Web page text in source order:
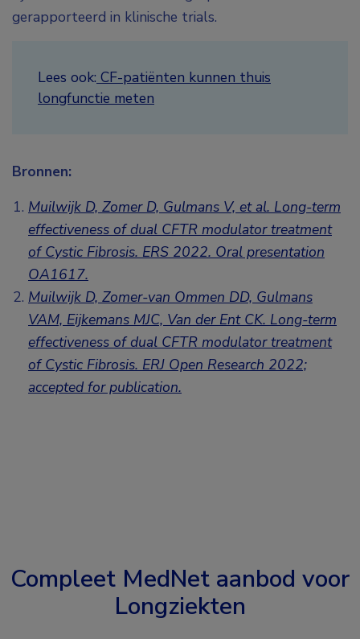
gerapporteerd in klinische trials.
Lees ook: CF-patiënten kunnen thuis
longfunctie meten
Bronnen:
Muilwijk D, Zomer D, Gulmans V, et al. Long-term
effectiveness of dual CFTR modulator treatment
of Cystic Fibrosis. ERS 2022. Oral presentation
OA1617.
Muilwijk D, Zomer-van Ommen DD, Gulmans
VAM, Eijkemans MJC, Van der Ent CK. Long-term
effectiveness of dual CFTR modulator treatment
of Cystic Fibrosis. ERJ Open Research 2022;
accepted for publication.
Compleet MedNet aanbod voor
Longziekten